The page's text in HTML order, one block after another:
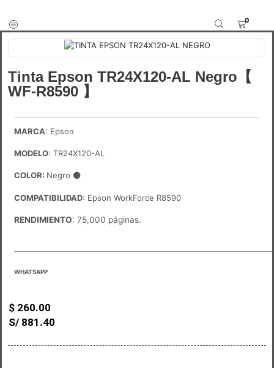
0
Tinta Epson TR24X120-AL Negro【
WF-R8590 】
MARCA: Epson
MODELO: TR24X120-AL
COLOR: Negro ⚫
COMPATIBILIDAD: Epson WorkForce R8590
RENDIMIENTO: 75,000 páginas.
WHATSAPP
$ 260.00
S/ 881.40